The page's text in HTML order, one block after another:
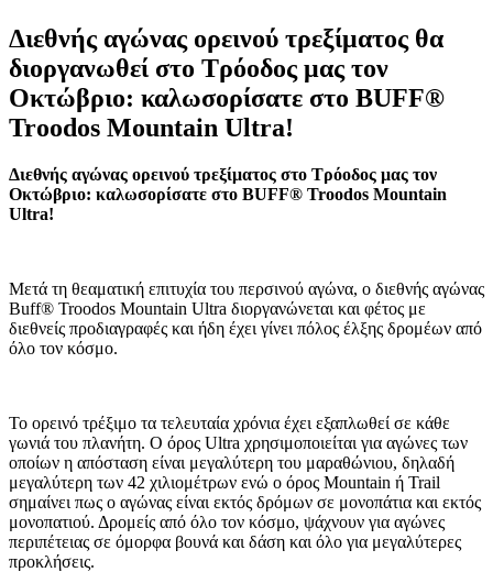
Διεθνής αγώνας ορεινού τρεξίματος θα
διοργανωθεί στο Τρόοδος μας τον
Οκτώβριο: καλωσορίσατε στο BUFF®
Troodos Mountain Ultra!
Διεθνής αγώνας ορεινού τρεξίματος στο Τρόοδος μας τον
Οκτώβριο: καλωσορίσατε στο BUFF® Troodos Mountain
Ultra!
Μετά τη θεαματική επιτυχία του περσινού αγώνα, ο διεθνής αγώνας
Buff® Troodos Mountain Ultra διοργανώνεται και φέτος με
διεθνείς προδιαγραφές και ήδη έχει γίνει πόλος έλξης δρομέων από
όλο τον κόσμο.
Το ορεινό τρέξιμο τα τελευταία χρόνια έχει εξαπλωθεί σε κάθε
γωνιά του πλανήτη. Ο όρος Ultra χρησιμοποιείται για αγώνες των
οποίων η απόσταση είναι μεγαλύτερη του μαραθώνιου, δηλαδή
μεγαλύτερη των 42 χιλιομέτρων ενώ ο όρος Mountain ή Trail
σημαίνει πως ο αγώνας είναι εκτός δρόμων σε μονοπάτια και εκτός
μονοπατιού. Δρομείς από όλο τον κόσμο, ψάχνουν για αγώνες
περιπέτειας σε όμορφα βουνά και δάση και όλο για μεγαλύτερες
προκλήσεις.